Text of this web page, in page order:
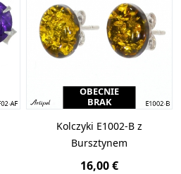
OBECNIE
BRAK
Kolczyki E1002-B z
Bursztynem
16,00 €